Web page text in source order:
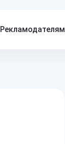
Рекламодателям